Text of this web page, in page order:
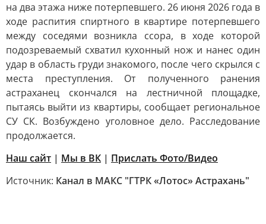
на два этажа ниже потерпевшего. 26 июня 2026 года в
ходе распития спиртного в квартире потерпевшего
между соседями возникла ссора, в ходе которой
подозреваемый схватил кухонный нож и нанес один
удар в область груди знакомого, после чего скрылся с
места преступления. От полученного ранения
астраханец скончался на лестничной площадке,
пытаясь выйти из квартиры, сообщает региональное
СУ СК. Возбуждено уголовное дело. Расследование
продолжается.
Наш сайт | Мы в ВК | Прислать Фото/Видео
Источник: Канал в МАКС "ГТРК «Лотос» Астрахань"